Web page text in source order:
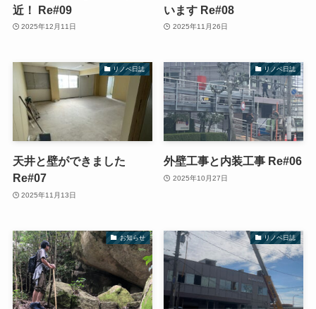
近！ Re#09
2025年12月11日
います Re#08
2025年11月26日
リノベ日誌
天井と壁ができました
Re#07
2025年11月13日
リノベ日誌
外壁工事と内装工事 Re#06
2025年10月27日
お知らせ リノベ日誌